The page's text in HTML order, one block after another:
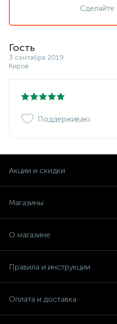
Сделайте
Гость
3 сентября 2019
Киров
Поддерживаю
Акции и скидки
Магазины
О магазине
Правила и инструкции
Оплата и доставка